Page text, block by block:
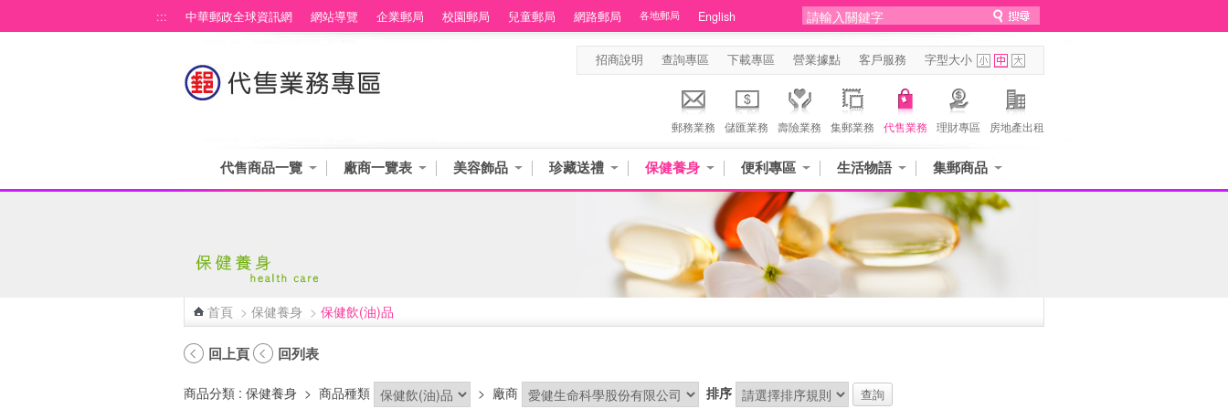
::: 中華郵政全球資訊網 網站導覽 企業郵局 校園郵局 兒童郵局 網路郵局 各地郵局 English
招商說明 查詢專區 下載專區 營業據點 客戶服務 字型大小
郵務業務 儲匯業務 壽險業務 集郵業務 代售業務 理財專區 房地產出租
代售商品一覽 廠商一覽表 美容飾品 珍藏送禮 保健養身 便利專區 生活物語 集郵商品
首頁 > 保健養身 > 保健飲(油)品
回上頁 回列表
商品分類 : 保健養身 > 商品種類 > 廠商 排序